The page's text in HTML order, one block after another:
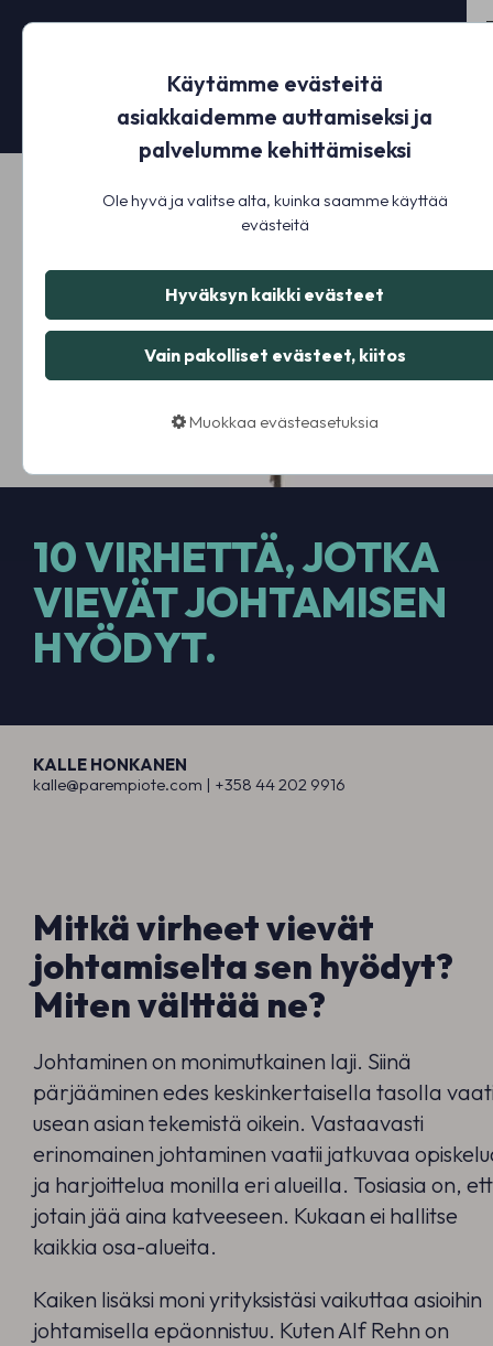
10 VIRHETTÄ, JOTKA
VIEVÄT JOHTAMISEN
HYÖDYT.
KALLE HONKANEN
kalle@parempiote.com | +358 44 202 9916
Mitkä virheet vievät
johtamiselta sen hyödyt?
Miten välttää ne?
Johtaminen on monimutkainen laji. Siinä
pärjääminen edes keskinkertaisella tasolla
usean asian tekemistä oikein. Vastaavasti
erinomainen johtaminen vaatii jatkuvaa
ja harjoittelua monilla eri alueilla. Tosiasia on,
jotain jää aina katveeseen. Kukaan ei hallitse
kaikkia osa-alueita.
Kaiken lisäksi moni yrityksistäsi vaikuttaa asioihin
johtamisella epäonnistuu. Kuten Alf Rehn on
Käytämme evästeitä
asiakkaidemme auttamiseksi ja
palvelumme kehittämiseksi
Ole hyvä ja valitse alta, kuinka saamme käyttää
evästeitä
Hyväksyn kaikki evästeet
Vain pakolliset evästeet, kiitos
Muokkaa evästeasetuksia